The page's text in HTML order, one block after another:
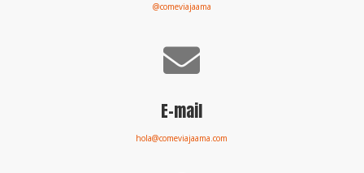
@comeviajaama

E-mail
hola@comeviajaama.com